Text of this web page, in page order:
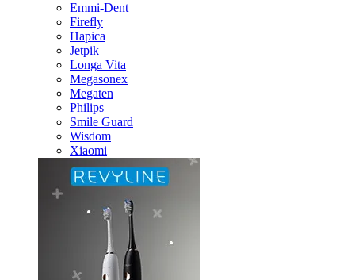
Emmi-Dent
Firefly
Hapica
Jetpik
Longa Vita
Megasonex
Megaten
Philips
Smile Guard
Wisdom
Xiaomi